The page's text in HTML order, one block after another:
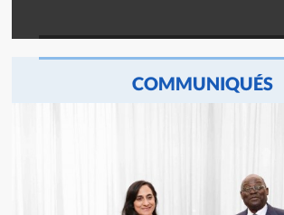
COMMUNIQUÉS